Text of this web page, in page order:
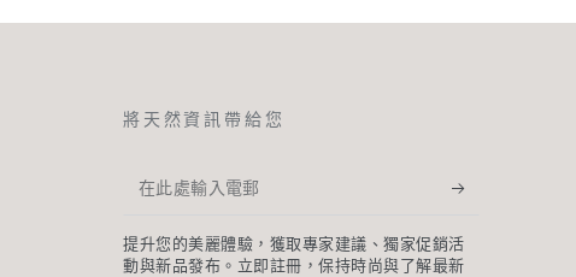
將天然資訊帶給您
在
處
提升您的美麗體驗，獲取專家建議、獨家促銷活
動與新品發布。立即註冊，保持時尚與了解最新